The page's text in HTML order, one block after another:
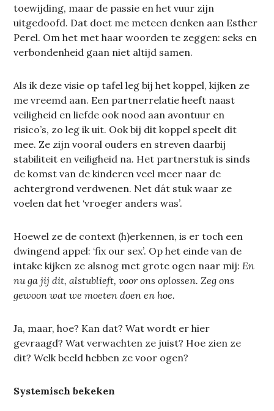
toewijding, maar de passie en het vuur zijn
uitgedoofd. Dat doet me meteen denken aan Esther
Perel. Om het met haar woorden te zeggen: seks en
verbondenheid gaan niet altijd samen.
Als ik deze visie op tafel leg bij het koppel, kijken ze
me vreemd aan. Een partnerrelatie heeft naast
veiligheid en liefde ook nood aan avontuur en
risico’s, zo leg ik uit. Ook bij dit koppel speelt dit
mee. Ze zijn vooral ouders en streven daarbij
stabiliteit en veiligheid na. Het partnerstuk is sinds
de komst van de kinderen veel meer naar de
achtergrond verdwenen. Net dát stuk waar ze
voelen dat het ‘vroeger anders was’.
Hoewel ze de context (h)erkennen, is er toch een
dwingend appel: ‘fix our sex’. Op het einde van de
intake kijken ze alsnog met grote ogen naar mij: En
nu ga jij dit, alstublieft, voor ons oplossen. Zeg ons
gewoon wat we moeten doen en hoe.
Ja, maar, hoe? Kan dat? Wat wordt er hier
gevraagd? Wat verwachten ze juist? Hoe zien ze
dit? Welk beeld hebben ze voor ogen?
Systemisch bekeken